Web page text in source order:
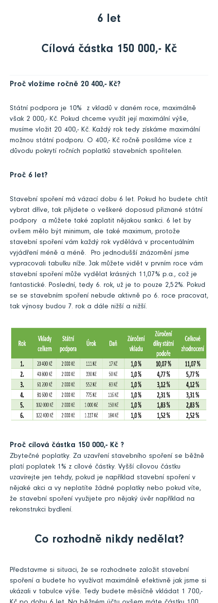
6 let
Cílová částka 150 000,- Kč
Proč vložíme ročně 20 400,- Kč?
Státní podpora je 10% z vkladů v daném roce, maximálně
však 2 000,- Kč. Pokud chceme využít její maximální výše,
musíme vložit 20 400,- Kč. Každý rok tedy získáme maximální
možnou státní podporu. O 400,- Kč ročně posíláme více z
důvodu pokrytí ročních poplatků stavebních spořitelen.
Proč 6 let?
Stavební spoření má vázací dobu 6 let. Pokud ho budete chtít
vybrat dříve, tak přijdete o veškeré doposud přiznané státní
podpory a můžete také zaplatit nějakou sankci. 6 let by
ovšem mělo být minimum, ale také maximum, protože
stavební spoření vám každý rok vydělává v procentuálním
vyjádření méně a méně. Pro jednodušší znázornění jsme
vypracovali tabulku níže. Jak můžete vidět v prvním roce vám
stavební spoření může vydělat krásných 11,07% p.a., což je
fantastické. Poslední, tedy 6. rok, už je to pouze 2,52%. Pokud
se se stavebním spoření nebude aktivně po 6. roce pracovat,
tak výnosy budou 7. rok a dále nižší a nižší.
Proč cílová částka 150 000,- Kč ?
Zbytečné poplatky. Za uzavření stavebního spoření se běžně
platí poplatek 1% z cílové částky. Vyšší cílovou částku
uzavírejte jen tehdy, pokud je například stavební spoření v
nějaké akci a vy neplatíte žádné poplatky nebo pokud víte,
že stavební spoření využijete pro nějaký úvěr například na
rekonstrukci bydlení.
Co rozhodně nikdy nedělat?
Představme si situaci, že se rozhodnete založit stavební
spoření a budete ho využívat maximálně efektivně jak jsme si
ukázali v tabulce výše. Tedy budete měsíčně vkládat 1 700,-